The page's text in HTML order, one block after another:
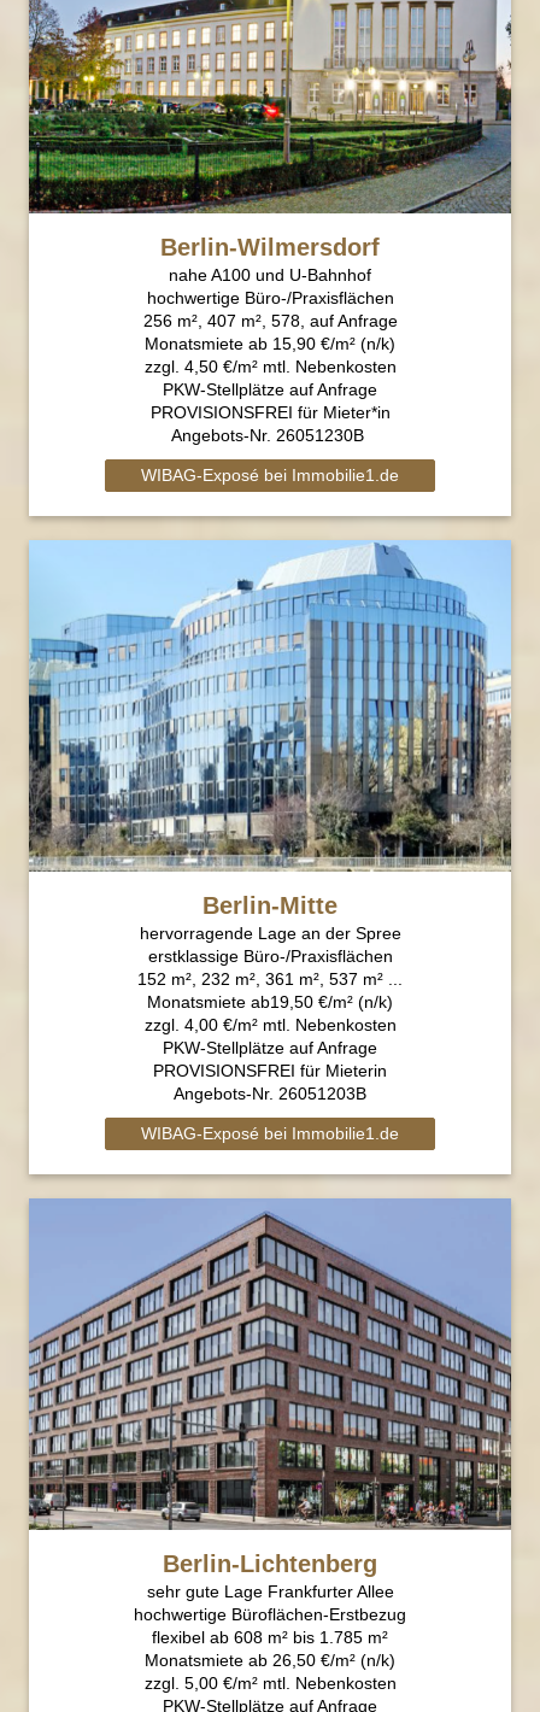
Berlin-Wilmersdorf
nahe A100 und U-Bahnhof
hochwertige Büro-/Praxisflächen
256 m², 407 m², 578, auf Anfrage
Monatsmiete ab 15,90 €/m² (n/k)
zzgl. 4,50 €/m² mtl. Nebenkosten
PKW-Stellplätze auf Anfrage
PROVISIONSFREI für Mieter*in
Angebots-Nr. 26051230B
WIBAG-Exposé bei Immobilie1.de
Berlin-Mitte
hervorragende Lage an der Spree
erstklassige Büro-/Praxisflächen
152 m², 232 m², 361 m², 537 m² ...
Monatsmiete ab19,50 €/m² (n/k)
zzgl. 4,00 €/m² mtl. Nebenkosten
PKW-Stellplätze auf Anfrage
PROVISIONSFREI für Mieterin
Angebots-Nr. 26051203B
WIBAG-Exposé bei Immobilie1.de
Berlin-Lichtenberg
sehr gute Lage Frankfurter Allee
hochwertige Büroflächen-Erstbezug
flexibel ab 608 m² bis 1.785 m²
Monatsmiete ab 26,50 €/m² (n/k)
zzgl. 5,00 €/m² mtl. Nebenkosten
PKW-Stellplätze auf Anfrage